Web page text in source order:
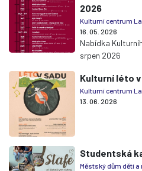
2026
Kulturní centrum
16. 05. 2026
Nabídka
srpen 2026
Kulturní léto v
Kulturní centrum
13. 06. 2026
Studentská
Městský dům dětí